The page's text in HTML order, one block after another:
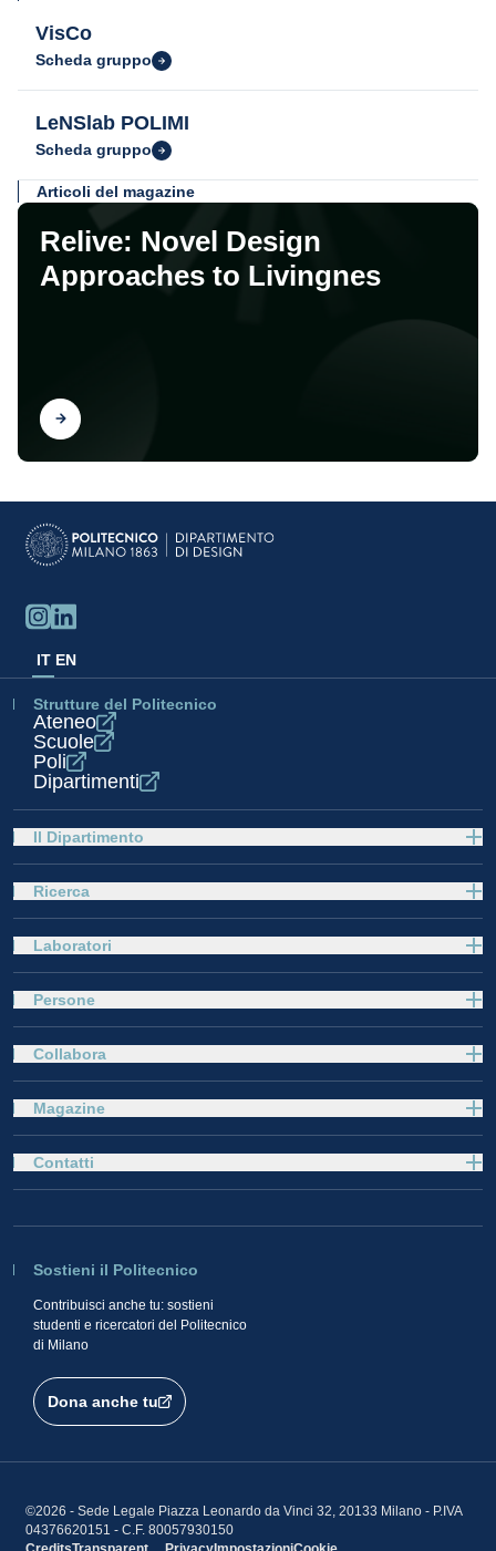
VisCo
Scheda gruppo
LeNSlab POLIMI
Scheda gruppo
Articoli del magazine
Relive: Novel Design
Approaches to Livingnes
Scopri
IT EN
Strutture del Politecnico
Ateneo
Scuole
Poli
Dipartimenti
Il Dipartimento
Ricerca
Laboratori
Persone
Collabora
Magazine
Sostieni il Politecnico
Contribuisci anche tu: sostieni
studenti e ricercatori del Politecnico
di Milano
Dona anche tu
Contatti
©2026 - Sede Legale Piazza Leonardo da Vinci 32, 20133 Milano - P.IVA
04376620151 - C.F. 80057930150